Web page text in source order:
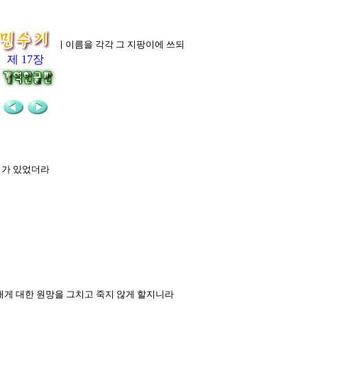
제 17장
그 사람들의 이름을 각각 그 지팡이에 쓰되
있었더라
대한 원망을 그치고 죽지 않게 할지니라